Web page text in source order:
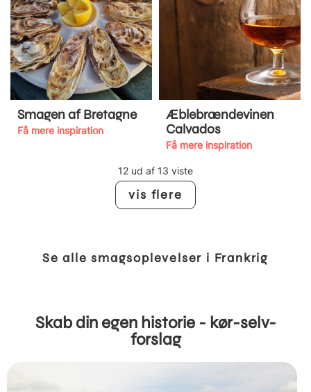
Smagen af Bretagne
Få mere inspiration
Æblebrændevinen
Calvados
Få mere inspiration
12 ud af 13 viste
vis flere
Se alle smagsoplevelser i Frankrig
Skab din egen historie - kør-selv-
forslag